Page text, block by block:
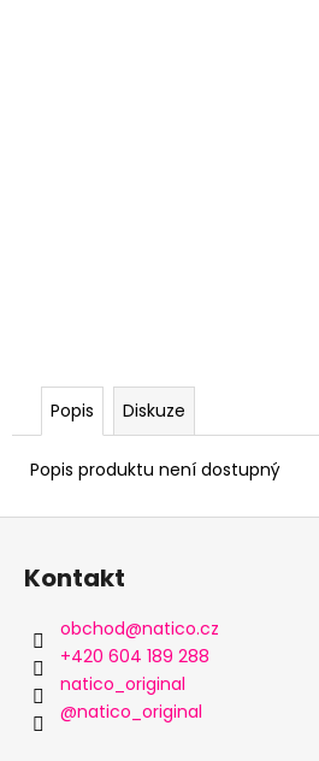
Popis Diskuze
Popis produktu není dostupný
Z
Kontakt
obchod@natico.cz
+420 604 189 288
natico_original
@natico_original